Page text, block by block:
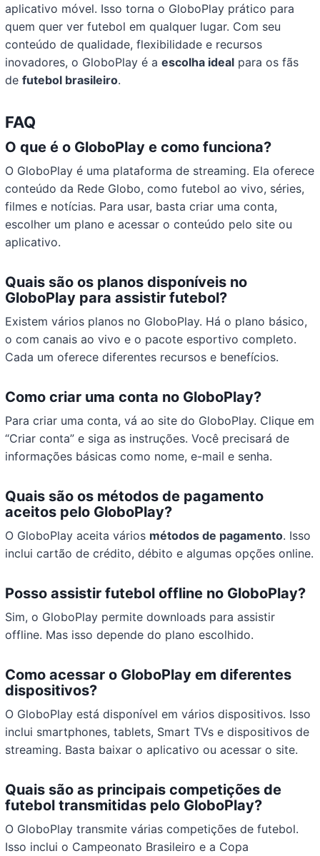
aplicativo móvel. Isso torna o GloboPlay prático para
quem quer ver futebol em qualquer lugar. Com seu
conteúdo de qualidade, flexibilidade e recursos
inovadores, o GloboPlay é aescolha ideal para os fãs
defutebol brasileiro.
FAQ
O que é o GloboPlay e como funciona?
O GloboPlay é uma plataforma de streaming. Ela oferece
conteúdo da Rede Globo, como futebol ao vivo, séries,
filmes e notícias. Para usar, basta criar uma conta,
escolher um plano e acessar o conteúdo pelo site ou
aplicativo.
Quais são os planos disponíveis no
GloboPlay para assistir futebol?
Existem vários planos no GloboPlay. Há o plano básico,
o com canais ao vivo e o pacote esportivo completo.
Cada um oferece diferentes recursos e benefícios.
Como criar uma conta no GloboPlay?
Para criar uma conta, vá ao site do GloboPlay. Clique em
“Criar conta” e siga as instruções. Você precisará de
informações básicas como nome, e-mail e senha.
Quais são os métodos de pagamento
aceitos pelo GloboPlay?
O GloboPlay aceita vários métodos de pagamento. Isso
inclui cartão de crédito, débito e algumas opções online.
Posso assistir futebol offline no GloboPlay?
Sim, o GloboPlay permite downloads para assistir
offline. Mas isso depende do plano escolhido.
Como acessar o GloboPlay em diferentes
dispositivos?
O GloboPlay está disponível em vários dispositivos. Isso
inclui smartphones, tablets, Smart TVs e dispositivos de
streaming. Basta baixar o aplicativo ou acessar o site.
Quais são as principais competições de
futebol transmitidas pelo GloboPlay?
O GloboPlay transmite várias competições de futebol.
Isso inclui o Campeonato Brasileiro e a Copa